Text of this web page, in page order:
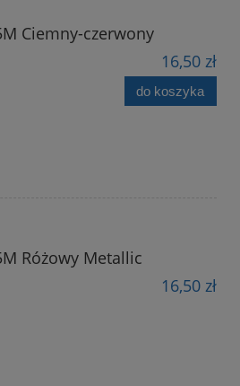
Ciemny-czerwony
16,50 zł
do koszyka
Różowy Metallic
16,50 zł